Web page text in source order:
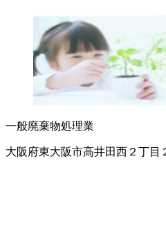
一般廃棄物処理業
大阪府東大阪市高井田西２丁目